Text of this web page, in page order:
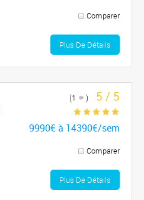
Comparer
Plus De Détails
(1 ) 5 / 5
9990€ à 14390€/sem
Comparer
Plus De Détails